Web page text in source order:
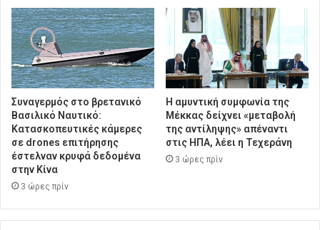
Συναγερμός στο βρετανικό
Βασιλικό Ναυτικό:
Κατασκοπευτικές κάμερες
σε drones επιτήρησης
έστελναν κρυφά δεδομένα
στην Κίνα
3 ώρες πρίν
Η αμυντική συμφωνία της
Μέκκας δείχνει «μεταβολή
της αντίληψης» απέναντι
στις ΗΠΑ, λέει η Τεχεράνη
3 ώρες πρίν